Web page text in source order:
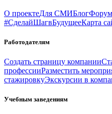
О проектеДля СМИБлог
#СделайШагвБудущееКарта
Работодателям
Создать страницу компании
профессииРазместить
стажировкуЭкскурсии в
Учебным заведениям